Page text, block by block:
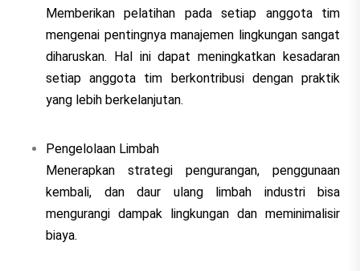
Memberikan pelatihan pada setiap anggota tim
mengenai pentingnya manajemen lingkungan sangat
diharuskan. Hal ini dapat meningkatkan kesadaran
setiap anggota tim berkontribusi dengan praktik
yang lebih berkelanjutan.
Pengelolaan Limbah
Menerapkan strategi pengurangan, penggunaan
kembali, dan daur ulang limbah industri bisa
mengurangi dampak lingkungan dan meminimalisir
biaya.